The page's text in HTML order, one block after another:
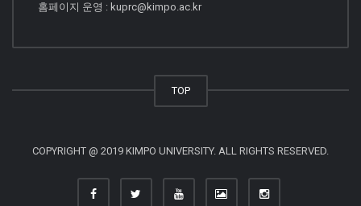
홈페이지 운영 : kuprc@kimpo.ac.kr
TOP
COPYRIGHT @ 2019 KIMPO UNIVERSITY. ALL RIGHTS RESERVED.